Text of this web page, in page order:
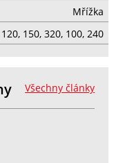
Mřížka
150, 320, 100, 240
Všechny články